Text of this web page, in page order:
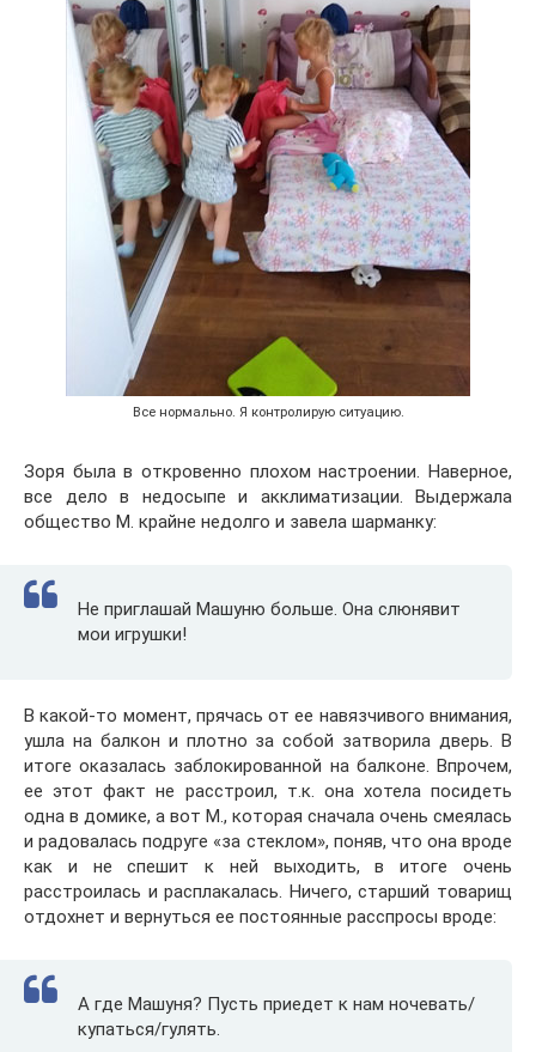
Все нормально. Я контролирую ситуацию.
Зоря была в откровенно плохом настроении. Наверное,
все дело в недосыпе и акклиматизации. Выдержала
общество М. крайне недолго и завела шарманку:
Не приглашай Машуню больше. Она слюнявит
мои игрушки!
В какой-то момент, прячась от ее навязчивого внимания,
ушла на балкон и плотно за собой затворила дверь. В
итоге оказалась заблокированной на балконе. Впрочем,
ее этот факт не расстроил, т.к. она хотела посидеть
одна в домике, а вот М., которая сначала очень смеялась
и радовалась подруге «за стеклом», поняв, что она вроде
как и не спешит к ней выходить, в итоге очень
расстроилась и расплакалась. Ничего, старший товарищ
отдохнет и вернуться ее постоянные расспросы вроде:
А где Машуня? Пусть приедет к нам ночевать/
купаться/гулять.